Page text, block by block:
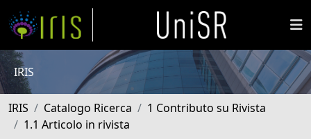
IRIS
IRIS Catalogo Ricerca
1 Contributo su Rivista
1.1 Articolo in rivista